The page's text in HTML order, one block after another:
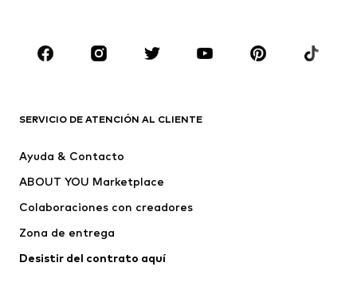
MARCAS
PUMA
CONVERSE
Only Mini
SERVICIO DE ATENCIÓN AL CLIENTE
Ayuda & Contacto
ABOUT YOU Marketplace
Colaboraciones con creadores
Zona de entrega
Desistir del contrato aquí